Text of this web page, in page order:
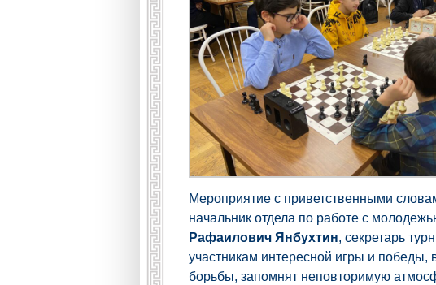
Мероприятие с приветственными
начальник отдела по работе с
Рафаилович Янбухтин, секретарь
участникам интересной игры и победы,
борьбы, запомнят неповторимую